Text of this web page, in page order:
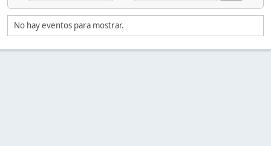
No hay eventos para mostrar.